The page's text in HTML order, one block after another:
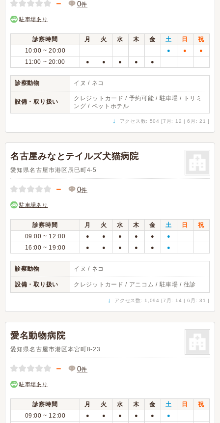
－ 0件
駐車場あり
診察時間 月 火 水 木 金 土 日
祝
10:00 ~ 20:00
● ● ●
11:00 ~ 20:00 ● ● ● ● ●
診察動物 イヌ / ネコ
設備・取り扱い
クレジットカード / 予約可能 / 駐車場 / トリミ
ング / ペットホテル
↓ アクセス数: 504 [7月: 12 | 6月: 21 ]
名古屋みなとテイルズ犬猫病院
愛知県名古屋市港区辰巳町4-5
－ 0件
駐車場あり
診察時間 月 火 水 木 金 土 日
祝
09:00 ~ 12:00
● ● ● ● ● ●
16:00 ~ 19:00 ● ● ● ● ● ●
診察動物 イヌ / ネコ
設備・取り扱い クレジットカード / アニコム / 駐車場 / 往診
↓ アクセス数: 1,094 [7月: 14 | 6月: 31 ]
愛名動物病院
愛知県名古屋市港区本宮町8-23
－ 0件
駐車場あり
診察時間 月 火 水 木 金 土 日
祝
09:00 ~ 12:00
● ● ● ● ● ●